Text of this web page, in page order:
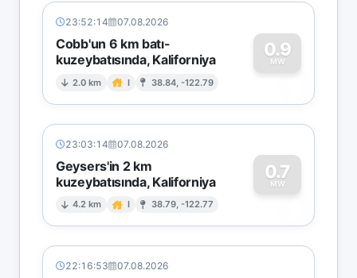
23:52:14 07.08.2026
Cobb'un 6 km batı-
kuzeybatısında, Kaliforniya
2.0 km I 38.84, -122.79
0.9
MW
0
23:03:14 07.08.2026
Geysers'in 2 km
kuzeybatısında, Kaliforniya
4.2 km I 38.79, -122.77
0.7
MW
0
22:16:53 07.08.2026